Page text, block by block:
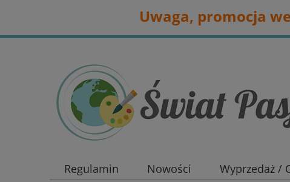
Uwaga, promocja
Regulamin Nowości Wyprzedaż /